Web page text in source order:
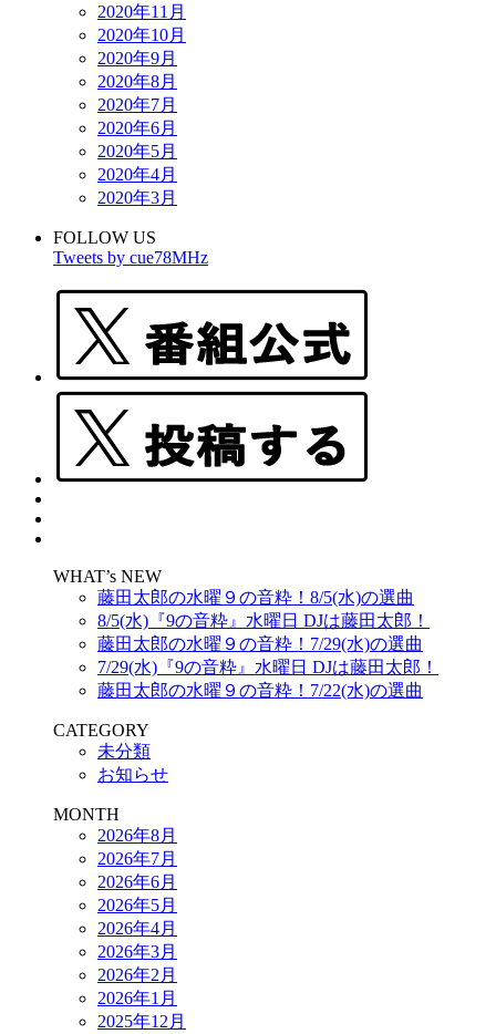
2020年11月
2020年10月
2020年9月
2020年8月
2020年7月
2020年6月
2020年5月
2020年4月
2020年3月
FOLLOW US
Tweets by cue78MHz
WHAT’s NEW
藤田太郎の水曜９の音粋！8/5(水)の選曲
8/5(水)『9の音粋』水曜日 DJは藤田太郎！
藤田太郎の水曜９の音粋！7/29(水)の選曲
7/29(水)『9の音粋』水曜日 DJは藤田太郎！
藤田太郎の水曜９の音粋！7/22(水)の選曲
CATEGORY
未分類
お知らせ
MONTH
2026年8月
2026年7月
2026年6月
2026年5月
2026年4月
2026年3月
2026年2月
2026年1月
2025年12月